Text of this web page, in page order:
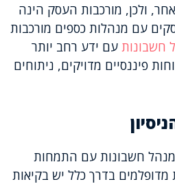
ולכן, מורכבות העסק הינה
עם מנהלות כספים מורכבות
חשבונות עם ידע רחב יותר
פיננסיים מדויקים, ניתוחים
חשבונות עם התמחות
מדופלמים בדרך כלל יש בקיאות